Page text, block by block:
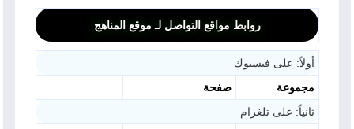
روابط مواقع التواصل لـ موقع المناهج
أولاً: على فيسبوك
مجموعة
صفحة
ثانياً: على تلغرام